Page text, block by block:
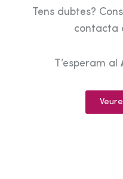
Tens dubtes?
contacta
T’esperam al